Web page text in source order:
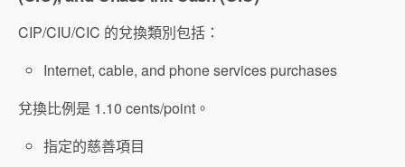
CIP/CIU/CIC 的兌換類別包括：
Internet, cable, and phone services purchases
兌換比例是 1.10 cents/point。
指定的慈善項目